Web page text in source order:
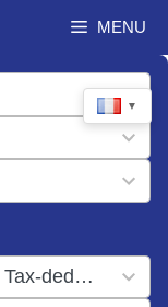
MENU
▼
Missions avec réduction fiscale - Tax-deductible missions